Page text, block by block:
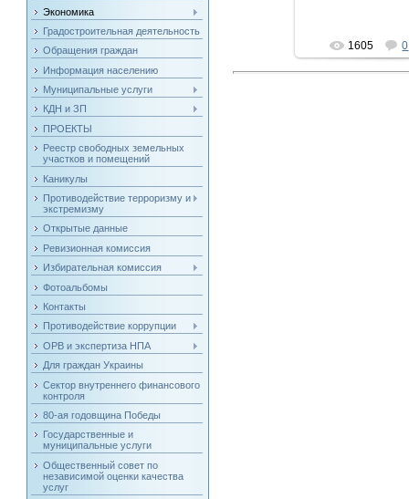
Экономика
Градостроительная деятельность
Обращения граждан
Информация населению
Муниципальные услуги
КДН и ЗП
ПРОЕКТЫ
Реестр свободных земельных
участков и помещений
Каникулы
Противодействие терроризму и
экстремизму
Открытые данные
Ревизионная комиссия
Избирательная комиссия
Фотоальбомы
Контакты
Противодействие коррупции
ОРВ и экспертиза НПА
Для граждан Украины
Сектор внутреннего финансового
контроля
80-ая годовщина Победы
Государственные и
муниципальные услуги
Общественный совет по
независимой оценки качества
услуг
1605 0